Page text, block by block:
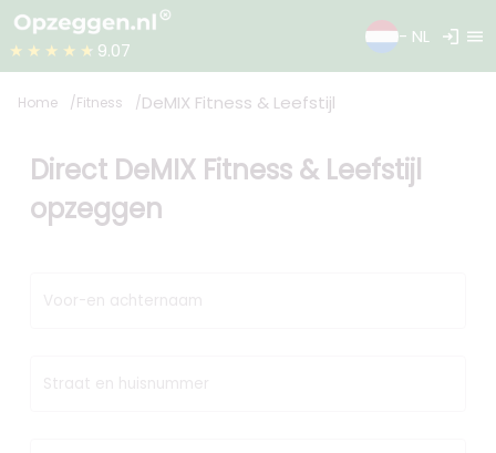
★★★★★ 9.07
- NL login menu
Home Fitness DeMIX Fitness & Leefstijl
Direct DeMIX Fitness & Leefstijl
opzeggen
Voor-en achternaam
Straat en huisnummer